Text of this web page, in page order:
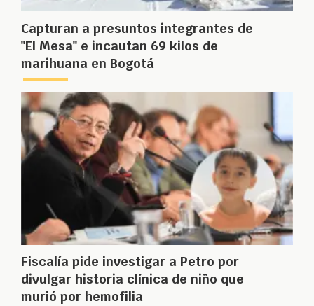
Capturan a presuntos integrantes de
"El Mesa" e incautan 69 kilos de
marihuana en Bogotá
Fiscalía pide investigar a Petro por
divulgar historia clínica de niño que
murió por hemofilia